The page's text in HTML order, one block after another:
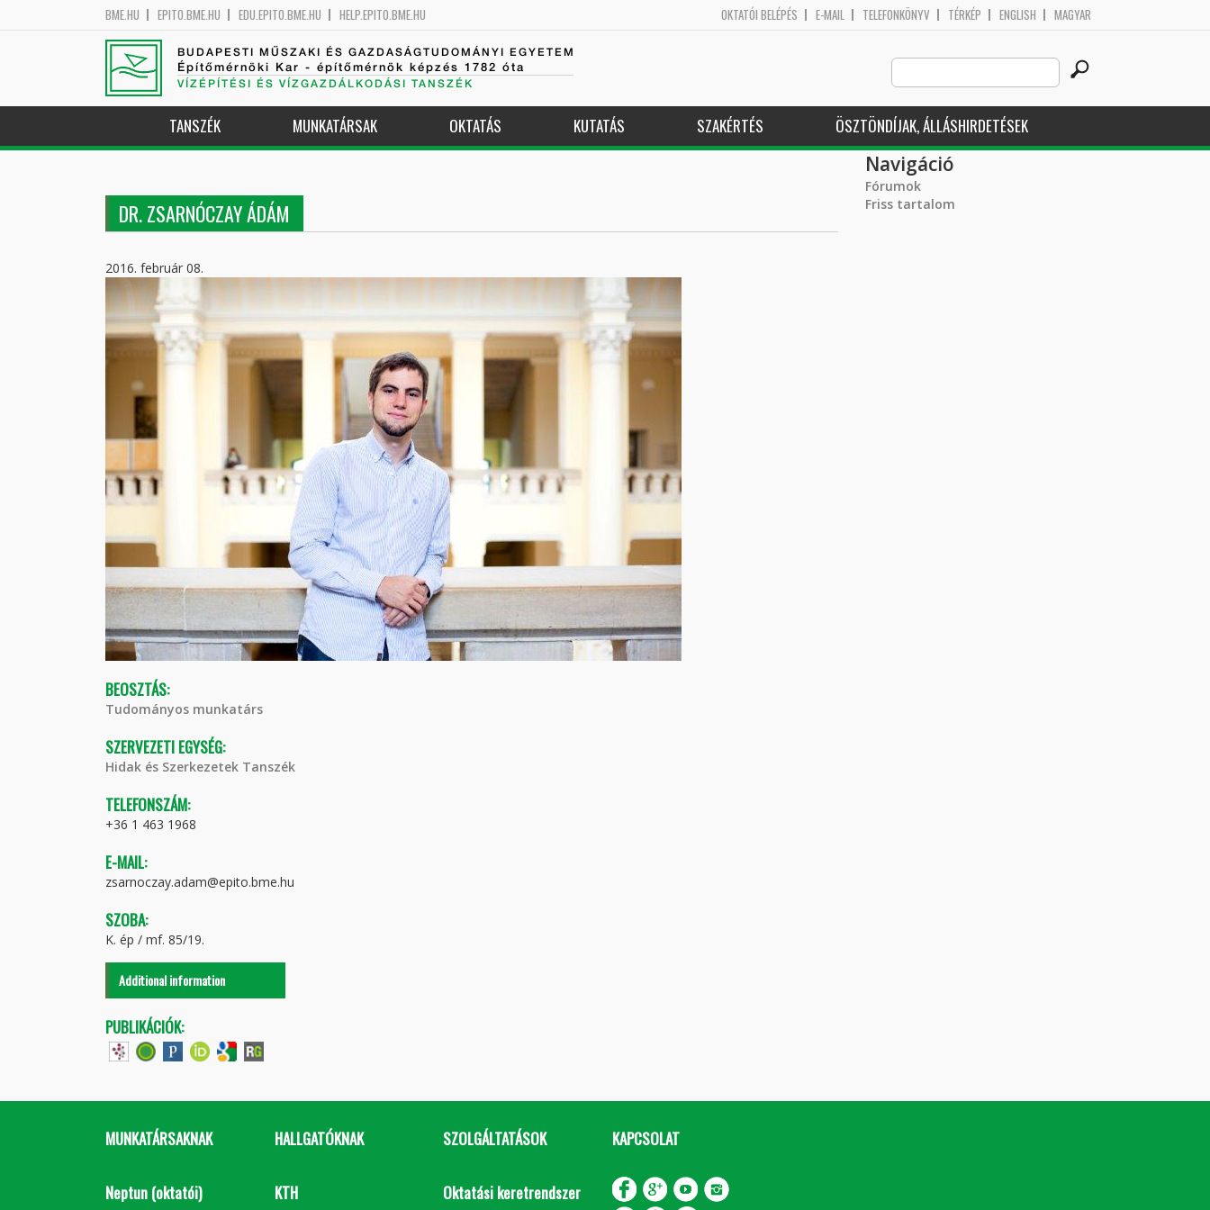
BME.HU EPITO.BME.HU EDU.EPITO.BME.HU HELP.EPITO.BME.HU OKTATÓI BELÉPÉS E-MAIL TELEFONKÖNYV TÉRKÉP ENGLISH MAGYAR
BUDAPESTI MŰSZAKI ÉS GAZDASÁGTUDOMÁNYI EGYETEM
Építőmérnöki Kar - építőmérnök képzés 1782 óta
VÍZÉPÍTÉSI ÉS VÍZGAZDÁLKODÁSI TANSZÉK
Search
this
site
TANSZÉK MUNKATÁRSAK OKTATÁS KUTATÁS SZAKÉRTÉS ÖSZTÖNDÍJAK, ÁLLÁSHIRDETÉSEK
DR. ZSARNÓCZAY ÁDÁM
2016. február 08.
BEOSZTÁS:
Tudományos munkatárs
SZERVEZETI EGYSÉG:
Hidak és Szerkezetek Tanszék
TELEFONSZÁM:
+36 1 463 1968
E-MAIL:
zsarnoczay.adam@epito.bme.hu
SZOBA:
K. ép / mf. 85/19.
Additional information
PUBLIKÁCIÓK:
Navigáció
Fórumok
Friss tartalom
MUNKATÁRSAKNAK
Neptun (oktatói)
HALLGATÓKNAK
KTH
SZOLGÁLTATÁSOK
Oktatási keretrendszer
KAPCSOLAT